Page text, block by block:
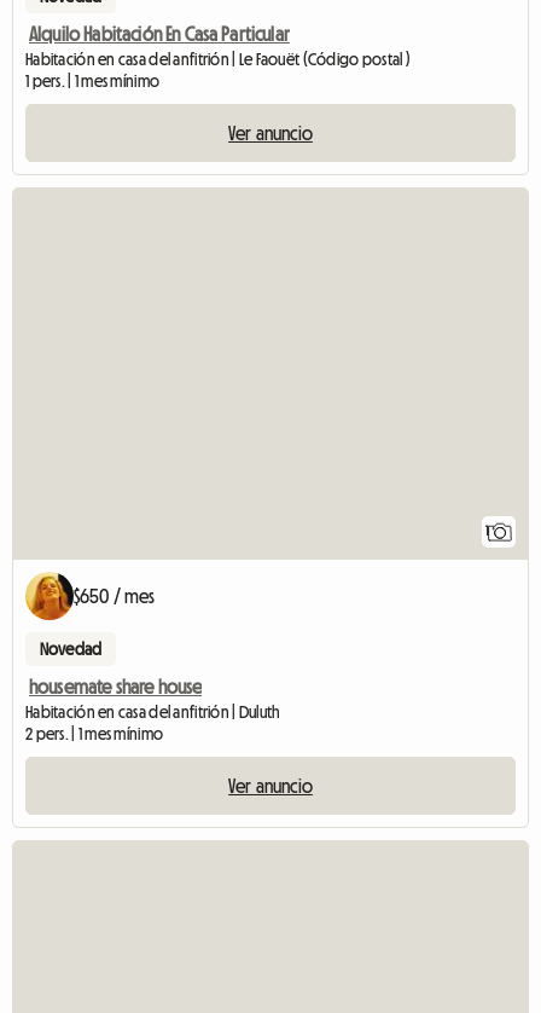
Alquilo Habitación En Casa Particular
Habitación en casa del anfitrión | Le Faouët (Código postal )
1 pers. | 1 mes mínimo
Ver anuncio
1
$650 / mes
Novedad
housemate share house
Habitación en casa del anfitrión | Duluth
2 pers. | 1 mes mínimo
Ver anuncio